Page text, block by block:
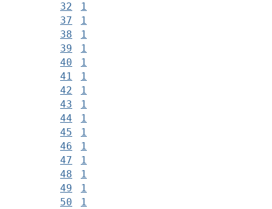
32
1
37
1
38
1
39
1
40
1
41
1
42
1
43
1
44
1
45
1
46
1
47
1
48
1
49
1
50
1